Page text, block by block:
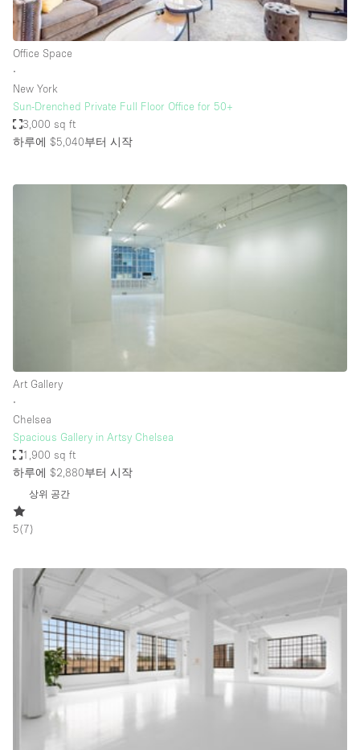
Advertisement Space
Apartment / Loft
Art Gallery
Atelier / Workshop Studio
Boat
Boutique / Shop
Conference Room
Creative Space
Hall
Mall Shop
Mansion / House
Meeting Space
Restaurant / Bar / Cafe
Rooftop
Salon
Shop Share
Office Space
∙
New York
Sun-Drenched Private Full Floor Office for 50+
3,000 sq ft
하루에 $5,040부터 시작
Art Gallery
∙
Chelsea
Spacious Gallery in Artsy Chelsea
1,900 sq ft
하루에 $2,880부터 시작
상위 공간
5(7)